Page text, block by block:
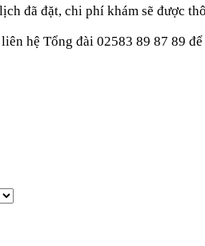
đã đặt, chi phí khám sẽ được
hệ Tổng đài 02583 89 87 89